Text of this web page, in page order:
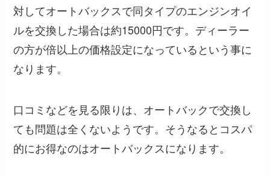
対してオートバックスで同タイプのエンジンオイ
ルを交換した場合は約15000円です。 ディーラー
の方が倍以上の価格設定になっているという事に
なります。
口コミなどを見る限りは、オートバックで交換し
ても問題は全くないようです。そうなると コスパ
的にお得なのはオートバックスになります。